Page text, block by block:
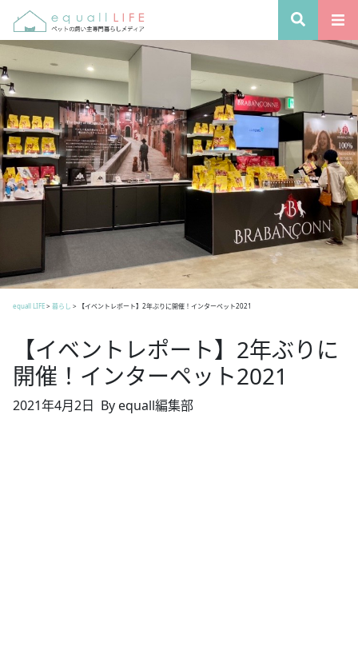
equall LIFE> 暮らし > 【イベントレポート】2年ぶりに開催！インターペット2021
【イベントレポート】2年ぶりに
開催！インターペット2021
2021年4月2日 By equall編集部